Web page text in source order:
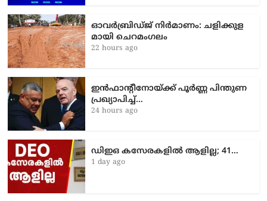
ഓവർബ്രിഡ്ജ് നിർമാണം: ച​ളി​ക്കു​ള​
മാ​യി ചെ​റ​മം​ഗ​ലം
22 hours ago
ഇൻഫാന്റീനോയ്ക്ക് പൂർണ്ണ പിന്തുണ
പ്രഖ്യാപിച്ച്…
24 hours ago
ഡിഇഒ കസേരകളില്‍ ആളില്ല; 41…
1 day ago